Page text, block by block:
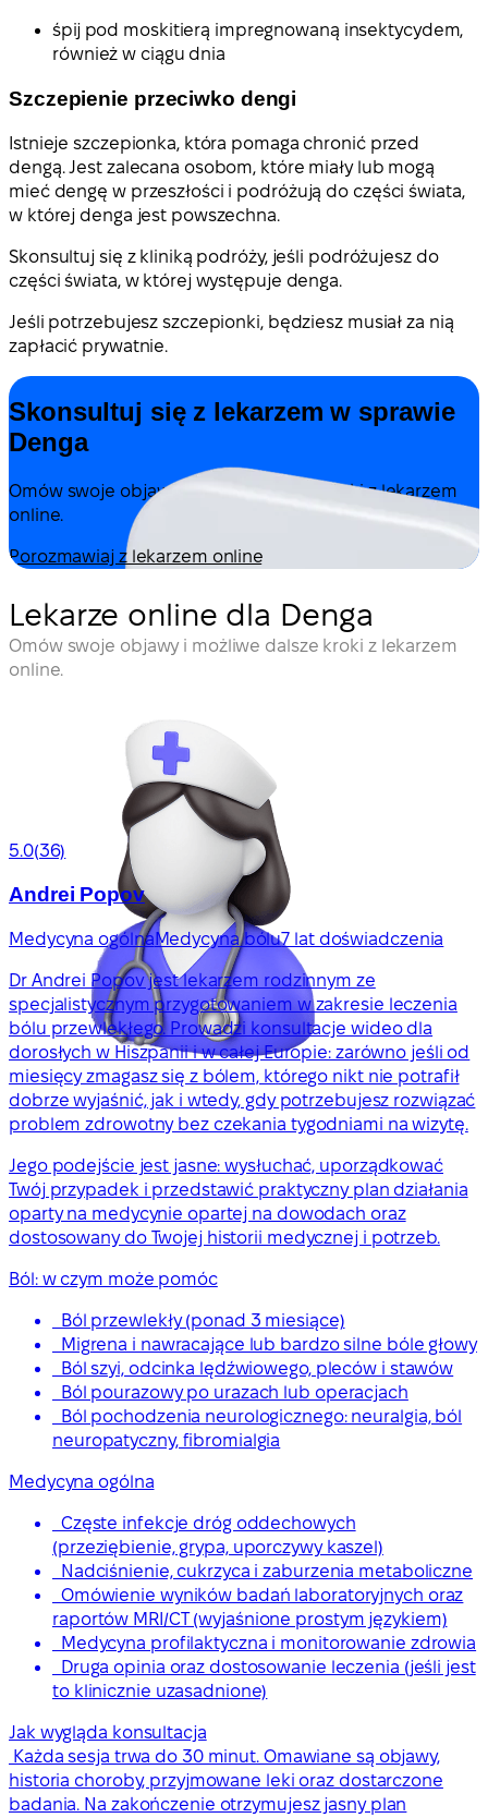
śpij pod moskitierą impregnowaną insektycydem,
również w ciągu dnia
Szczepienie przeciwko dengi
Istnieje szczepionka, która pomaga chronić przed
dengą. Jest zalecana osobom, które miały lub mogą
mieć dengę w przeszłości i podróżują do części świata,
w której denga jest powszechna.
Skonsultuj się z kliniką podróży, jeśli podróżujesz do
części świata, w której występuje denga.
Jeśli potrzebujesz szczepionki, będziesz musiał za nią
zapłacić prywatnie.
Skonsultuj się z lekarzem w sprawie
Denga
Omów swoje objawy i możliwe dalsze kroki z lekarzem
online.
Porozmawiaj z lekarzem online
Lekarze online dla Denga
Omów swoje objawy i możliwe dalsze kroki z lekarzem
online.
5.0(36)
Andrei Popov
Medycyna ogólna Medycyna bólu7 lat doświadczenia
Dr Andrei Popov jest lekarzem rodzinnym ze
specjalistycznym przygotowaniem w zakresie leczenia
bólu przewlekłego. Prowadzi konsultacje wideo dla
dorosłych w Hiszpanii i w całej Europie: zarówno jeśli od
miesięcy zmagasz się z bólem, którego nikt nie potrafił
dobrze wyjaśnić, jak i wtedy, gdy potrzebujesz rozwiązać
problem zdrowotny bez czekania tygodniami na wizytę.
Jego podejście jest jasne: wysłuchać, uporządkować
Twój przypadek i przedstawić praktyczny plan działania
oparty na medycynie opartej na dowodach oraz
dostosowany do Twojej historii medycznej i potrzeb.
Ból: w czym może pomóc
Ból przewlekły (ponad 3 miesiące)
Migrena i nawracające lub bardzo silne bóle głowy
Ból szyi, odcinka lędźwiowego, pleców i stawów
Ból pourazowy po urazach lub operacjach
Ból pochodzenia neurologicznego: neuralgia, ból
neuropatyczny, fibromialgia
Medycyna ogólna
Częste infekcje dróg oddechowych
(przeziębienie, grypa, uporczywy kaszel)
Nadciśnienie, cukrzyca i zaburzenia metaboliczne
Omówienie wyników badań laboratoryjnych oraz
raportów MRI/CT (wyjaśnione prostym językiem)
Medycyna profilaktyczna i monitorowanie zdrowia
Druga opinia oraz dostosowanie leczenia (jeśli jest
to klinicznie uzasadnione)
Jak wygląda konsultacja
Każda sesja trwa do 30 minut. Omawiane są objawy,
historia choroby, przyjmowane leki oraz dostarczone
badania. Na zakończenie otrzymujesz jasny plan